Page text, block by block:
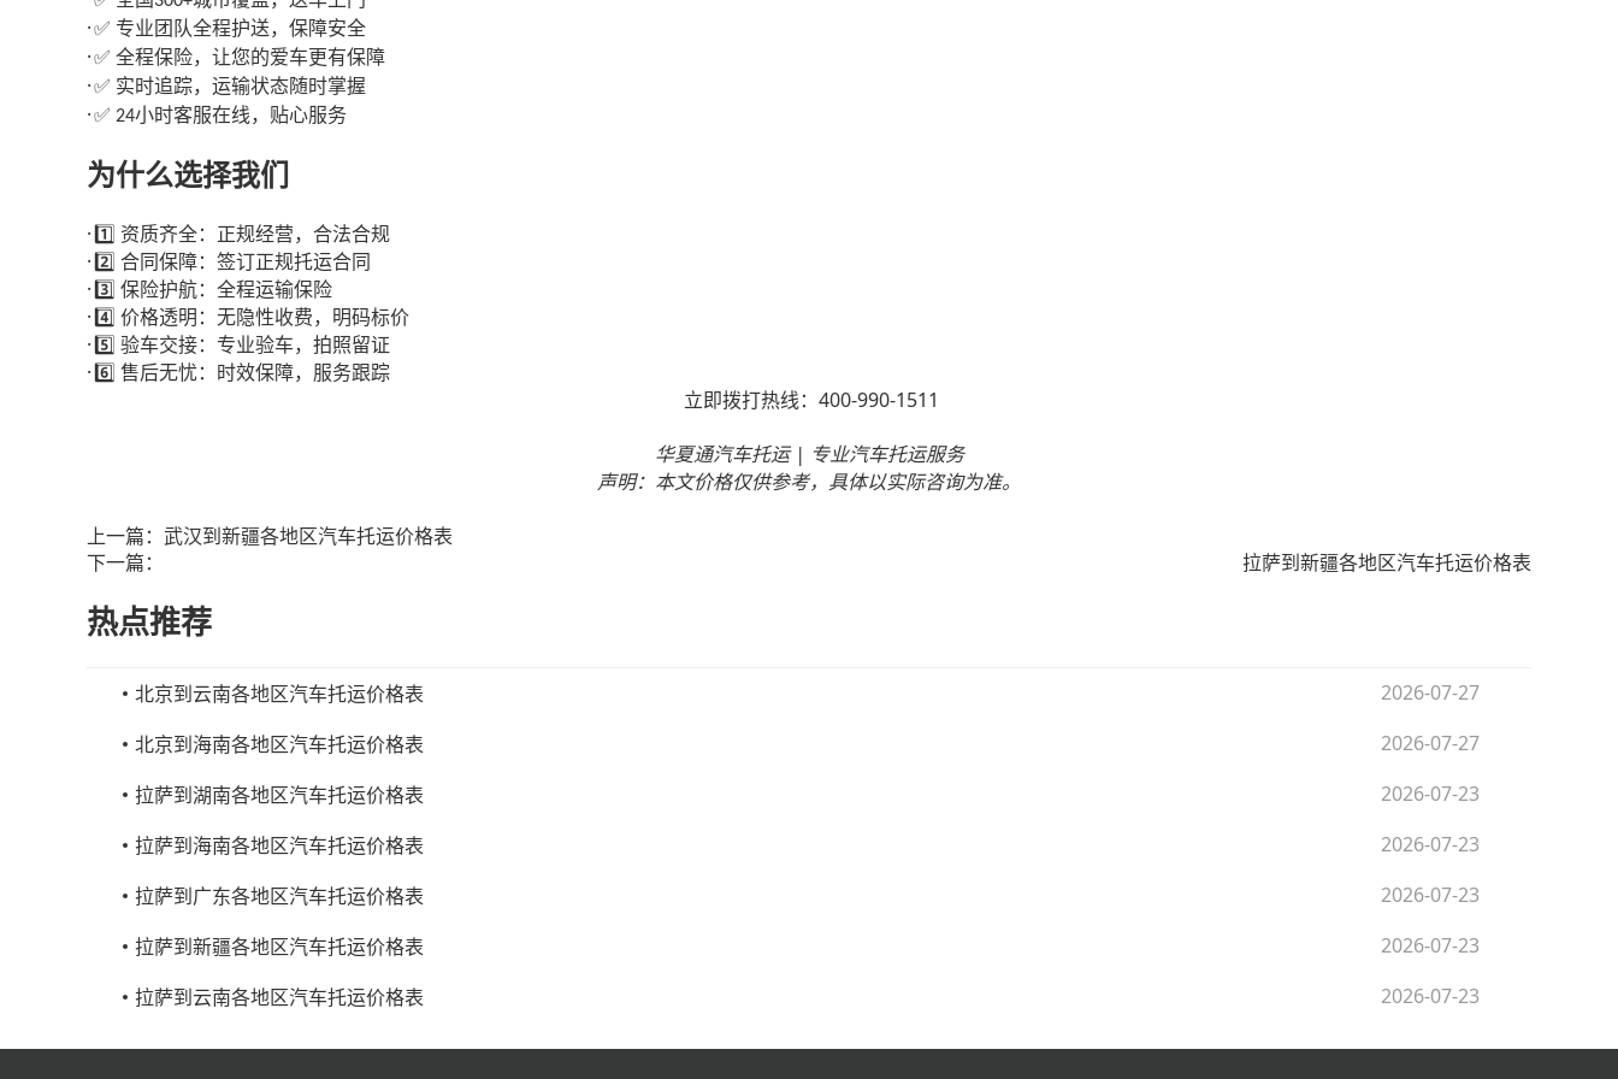
·✅ 专业团队全程护送，保障安全
·✅ 全程保险，让您的爱车更有保障
·✅ 实时追踪，运输状态随时掌握
·✅ 24小时客服在线，贴心服务
为什么选择我们
·1️⃣ 资质齐全：正规经营，合法合规
·2️⃣ 合同保障：签订正规托运合同
·3️⃣ 保险护航：全程运输保险
·4️⃣ 价格透明：无隐性收费，明码标价
·5️⃣ 验车交接：专业验车，拍照留证
·6️⃣ 售后无忧：时效保障，服务跟踪
立即拨打热线： 400-990-1511
华夏通汽车托运| 专业汽车托运服务
声明：本文价格仅供参考，具体以实际咨询为准。
上一篇： 武汉到新疆各地区汽车托运价格表
下一篇：
拉萨到新疆各地区汽车托运价格表
热点推荐
北京到云南各地区汽车托运价格表
2026-07-27
北京到海南各地区汽车托运价格表
2026-07-27
拉萨到湖南各地区汽车托运价格表
2026-07-23
拉萨到海南各地区汽车托运价格表
2026-07-23
拉萨到广东各地区汽车托运价格表
2026-07-23
拉萨到新疆各地区汽车托运价格表
2026-07-23
拉萨到云南各地区汽车托运价格表
2026-07-23